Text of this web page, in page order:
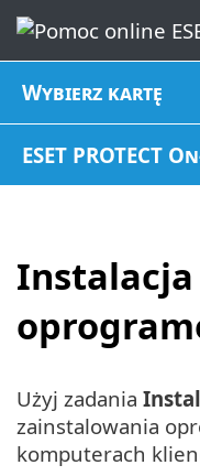
Wybierz kartę
ESET PROTECT
Instalacja
Użyj zadania
zainstalowania
komputerach